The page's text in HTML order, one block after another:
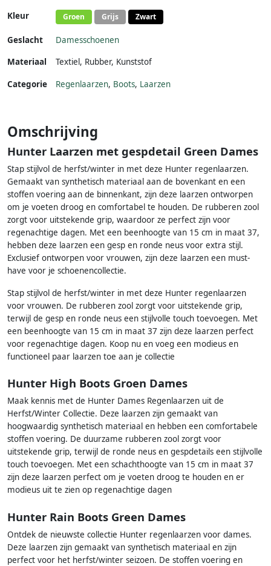
Kleur Groen Grijs Zwart
Geslacht
Damesschoenen
Materiaal
Textiel, Rubber, Kunststof
Categorie Regenlaarzen, Boots, Laarzen
Omschrijving
Hunter Laarzen met gespdetail Green Dames
Stap stijlvol de herfst/winter in met deze Hunter regenlaarzen.
Gemaakt van synthetisch materiaal aan de bovenkant en een
stoffen voering aan de binnenkant, zijn deze laarzen ontworpen
om je voeten droog en comfortabel te houden. De rubberen zool
zorgt voor uitstekende grip, waardoor ze perfect zijn voor
regenachtige dagen. Met een beenhoogte van 15 cm in maat 37,
hebben deze laarzen een gesp en ronde neus voor extra stijl.
Exclusief ontworpen voor vrouwen, zijn deze laarzen een must-
have voor je schoenencollectie.
Stap stijlvol de herfst/winter in met deze Hunter regenlaarzen
voor vrouwen. De rubberen zool zorgt voor uitstekende grip,
terwijl de gesp en ronde neus een stijlvolle touch toevoegen. Met
een beenhoogte van 15 cm in maat 37 zijn deze laarzen perfect
voor regenachtige dagen. Koop nu en voeg een modieus en
functioneel paar laarzen toe aan je collectie
Hunter High Boots Groen Dames
Maak kennis met de Hunter Dames Regenlaarzen uit de
Herfst/Winter Collectie. Deze laarzen zijn gemaakt van
hoogwaardig synthetisch materiaal en hebben een comfortabele
stoffen voering. De duurzame rubberen zool zorgt voor
uitstekende grip, terwijl de ronde neus en gespdetails een stijlvolle
touch toevoegen. Met een schachthoogte van 15 cm in maat 37
zijn deze laarzen perfect om je voeten droog te houden en er
modieus uit te zien op regenachtige dagen
Hunter Rain Boots Green Dames
Ontdek de nieuwste collectie Hunter regenlaarzen voor dames.
Deze laarzen zijn gemaakt van synthetisch materiaal en zijn
perfect voor het herfst/winter seizoen. De stoffen voering en